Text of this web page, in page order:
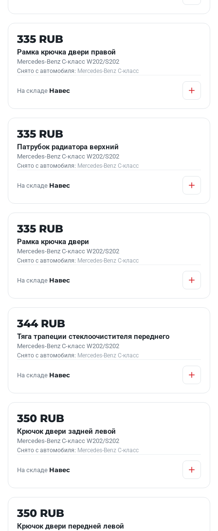
Б/У В НАЛИЧИИ
335 RUB
Рамка крючка двери правой
Mercedes-Benz C-класс W202/S202
Снято с автомобиля: Mercedes-Benz C-класс
На складе Навес
Б/У В НАЛИЧИИ
335 RUB
Патрубок радиатора верхний
Mercedes-Benz C-класс W202/S202
Снято с автомобиля: Mercedes-Benz C-класс
На складе Навес
Б/У В НАЛИЧИИ
335 RUB
Рамка крючка двери
Mercedes-Benz C-класс W202/S202
Снято с автомобиля: Mercedes-Benz C-класс
На складе Навес
Б/У В НАЛИЧИИ
344 RUB
Тяга трапеции стеклоочистителя переднего
Mercedes-Benz C-класс W202/S202
Снято с автомобиля: Mercedes-Benz C-класс
На складе Навес
Б/У В НАЛИЧИИ
350 RUB
Крючок двери задней левой
Mercedes-Benz C-класс W202/S202
Снято с автомобиля: Mercedes-Benz C-класс
На складе Навес
Б/У В НАЛИЧИИ
350 RUB
Крючок двери передней левой